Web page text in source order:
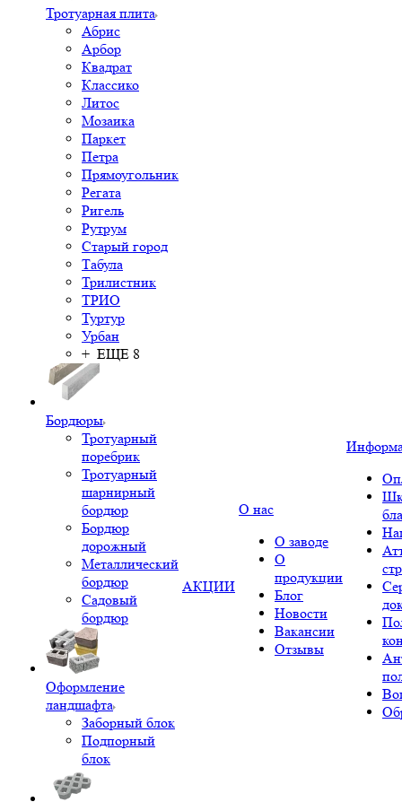
Тротуарная плита
Абрис
Арбор
Квадрат
Классико
Литос
Мозаика
Паркет
Петра
Прямоугольник
Регата
Ригель
Рутрум
Старый город
Табула
Трилистник
ТРИО
Туртур
Урбан
+ ЕЩЕ 8
Бордюры
Тротуарный
поребрик
Тротуарный
шарнирный
бордюр
Бордюр
дорожный
Металлический
бордюр
Садовый
бордюр
Оформление
ландшафта
Заборный блок
Подпорный
блок
АКЦИИ
О нас
О заводе
О
продукции
Блог
Новости
Вакансии
Отзывы